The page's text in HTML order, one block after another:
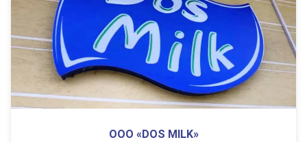
ООО «DOS MILK»